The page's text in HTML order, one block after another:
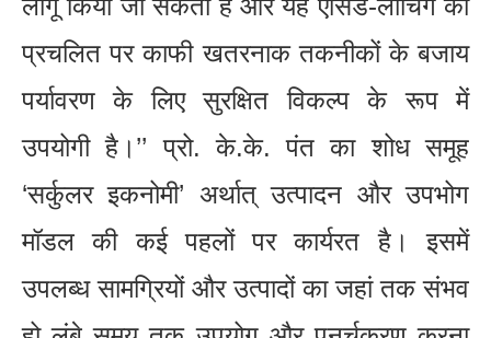
प्रचलित पर काफी खतरनाक तकनीकों के बजाय
पर्यावरण के लिए सुरक्षित विकल्प के रूप में
उपयोगी है।’’ प्रो. के.के. पंत का शोध समूह
‘सर्कुलर इकनोमी’ अर्थात् उत्पादन और उपभोग
मॉडल की कई पहलों पर कार्यरत है। इसमें
उपलब्ध सामग्रियों और उत्पादों का जहां तक संभव